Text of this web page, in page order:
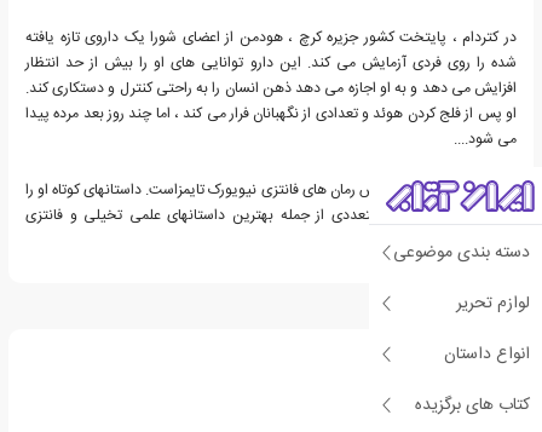
دسته بندی موضوعی
لوازم تحریر
انواع داستان
کتاب های برگزیده
در کتردام ، پایتخت کشور جزیره کرچ ، هودمن از اعضای شورا یک داروی تازه یافته
شده را روی فردی آزمایش می کند. این دارو توانایی های او را بیش از حد انتظار
افزایش می دهد و به او اجازه می دهد ذهن انسان را به راحتی کنترل و دستکاری کند.
او پس از فلج کردن هوئد و تعدادی از نگهبانان فرار می کند ، اما چند روز بعد مرده پیدا
می شود....
لی باردگو نویسنده پرفروش رمان های فانتزی نیویورک تایمزاست. داستانهای کوتاه او را
می توان در گلچینهای متعددی از جمله بهترین داستانهای علمی تخیلی و فانتزی
آمریکایی یافت.
درباره لی باردوگو